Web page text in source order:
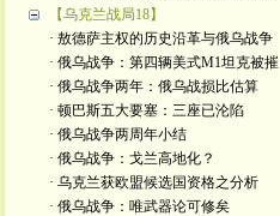
【乌克兰战局18】
· 敖德萨主权的历史沿革与俄乌战争
· 俄乌战争：第四辆美式M1坦克被摧
· 俄乌战争两年：俄乌战损比估算
· 顿巴斯五大要塞：三座已沦陷
· 俄乌战争两周年小结
· 俄乌战争：戈兰高地化？
· 乌克兰获欧盟候选国资格之分析
· 俄乌战争：唯武器论可修矣